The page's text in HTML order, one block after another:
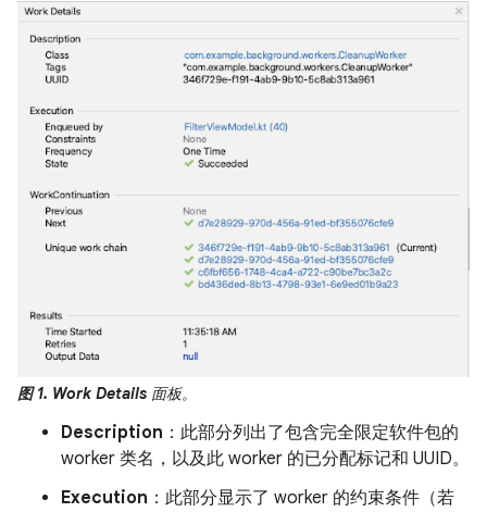
图 1. Work Details 面板。
Description ：此部分列出了包含完全限定软件包的
worker 类名，以及此 worker 的已分配标记和 UUID。
Execution ：此部分显示了 worker 的约束条件（若